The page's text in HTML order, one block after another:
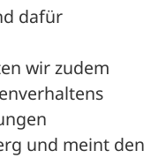
dafür
wir zudem
und meint den